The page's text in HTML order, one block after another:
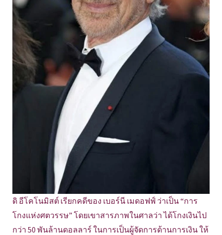
ดิ อีโคโนมิสต์ เรียกคดีของ เบอร์นี เมดอฟฟ์ ว่าเป็น “การ
โกงแห่งศตวรรษ” โดยเขาสารภาพในศาลว่า ได้โกงเงินไป
กว่า 50 พันล้านดอลลาร์ ในการเป็นผู้จัดการด้านการเงิน ให้